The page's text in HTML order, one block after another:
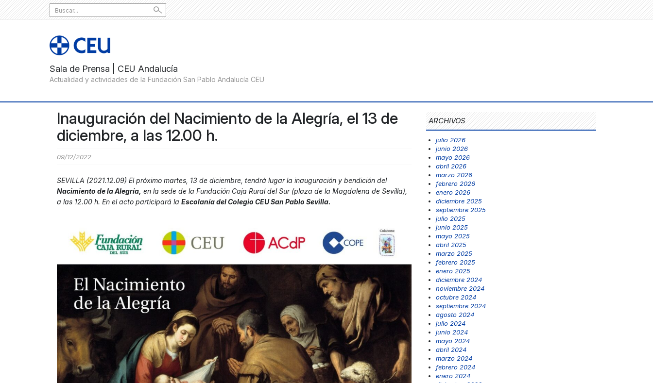
Search
for:
Inauguración del Nacimiento de la Alegría, el 13 de
diciembre, a las 12.00 h.
09/12/2022
SEVILLA (2021.12.09) El próximo martes, 13 de diciembre, tendrá lugar la inauguración y bendición del
Nacimiento de la Alegría, en la sede de la Fundación Caja Rural del Sur (plaza de la Magdalena de Sevilla),
a las 12.00 h. En el acto participará la Escolanía del Colegio CEU San Pablo Sevilla.
ARCHIVOS
julio 2026
junio 2026
mayo 2026
abril 2026
marzo 2026
febrero 2026
enero 2026
diciembre 2025
septiembre 2025
julio 2025
junio 2025
mayo 2025
abril 2025
marzo 2025
febrero 2025
enero 2025
diciembre 2024
noviembre 2024
octubre 2024
septiembre 2024
agosto 2024
julio 2024
junio 2024
mayo 2024
abril 2024
marzo 2024
febrero 2024
enero 2024